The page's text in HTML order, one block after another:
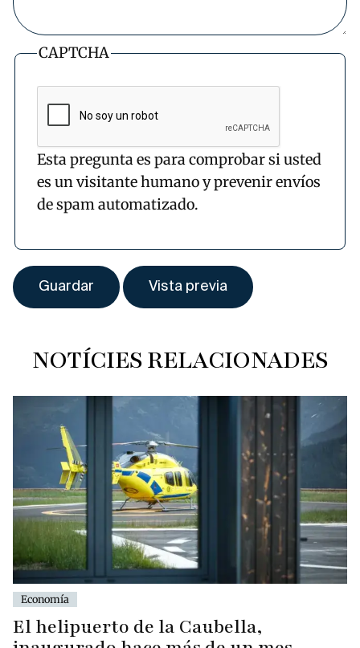
CAPTCHA
Esta pregunta es para comprobar si usted
es un visitante humano y prevenir envíos
de spam automatizado.
NOTÍCIES RELACIONADES
Economía
El helipuerto de la Caubella,